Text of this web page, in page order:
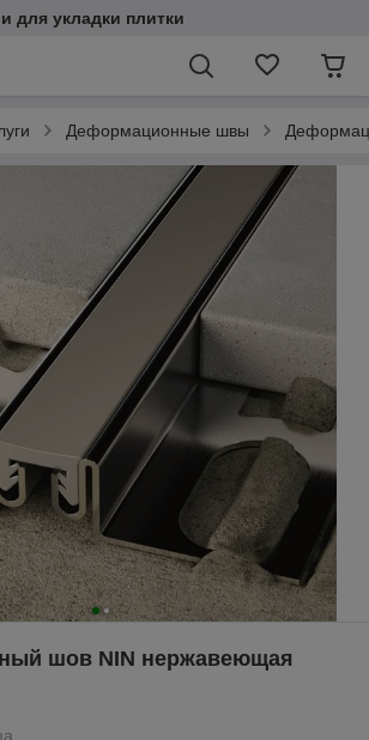
для укладки плитки
Деформационные швы
шов NIN нержавеющая